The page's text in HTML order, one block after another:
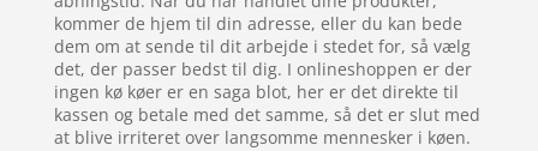
kommer de hjem til din adresse, eller du kan bede
dem om at sende til dit arbejde i stedet for, så vælg
det, der passer bedst til dig. I onlineshoppen er der
ingen kø køer er en saga blot, her er det direkte til
kassen og betale med det samme, så det er slut med
at blive irriteret over langsomme mennesker i køen.